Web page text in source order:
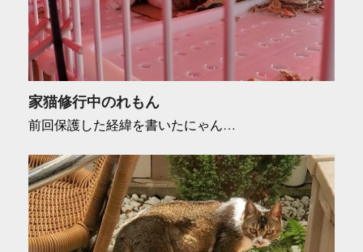
家猫修行中のれもん
前回保護した経緯を書いたにゃん…